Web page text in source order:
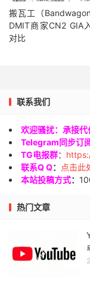
搬瓦工（
DMIT商家CN2 GIA
对比
联系我们
欢迎骚扰：承接代
Telegram同步订
TG电报群：
联系Q Q：
点击此
本站投稿方式：
热门文章